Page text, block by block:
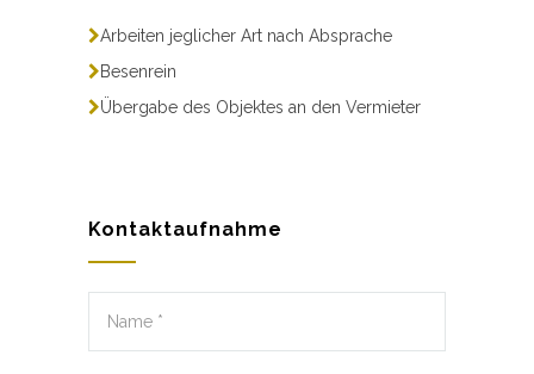
Arbeiten jeglicher Art nach Absprache
Besenrein
Übergabe des Objektes an den Vermieter
Kontaktaufnahme